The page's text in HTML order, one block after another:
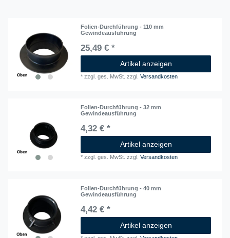
Folien-Durchführung - 110 mm
Gewindeausführung
25,49 € *
Artikel anzeigen
*zzgl. ges. MwSt. zzgl.Versandkosten
Folien-Durchführung - 32 mm
Gewindeausführung
4,32 € *
Artikel anzeigen
*zzgl. ges. MwSt. zzgl.Versandkosten
Folien-Durchführung - 40 mm
Gewindeausführung
4,42 € *
Artikel anzeigen